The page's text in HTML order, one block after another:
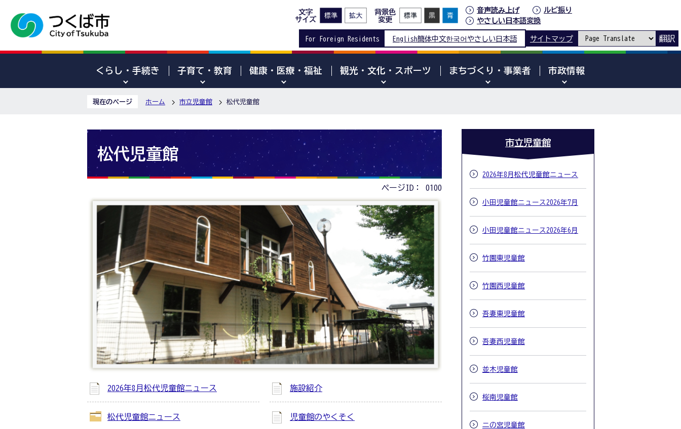
文字
サイズ
背景色
変更
音声読み上げ
ルビ振り
やさしい日本語変換
For Foreign Residents English簡体中文한국어 やさしい日本語 サイトマップ 翻訳
くらし・手続き 子育て・教育 健康・医療・福祉 観光・文化・スポーツ まちづくり・事業者 市政情報
現在のページ ホーム 市立児童館 松代児童館
松代児童館
ページID： 0100
2026年8月松代児童館ニュース 施設紹介
松代児童館ニュース 児童館のやくそく
市立児童館
2026年8月松代児童館ニュース
小田児童館ニュース2026年7月
小田児童館ニュース2026年6月
竹園東児童館
竹園西児童館
吾妻東児童館
吾妻西児童館
並木児童館
桜南児童館
二の宮児童館